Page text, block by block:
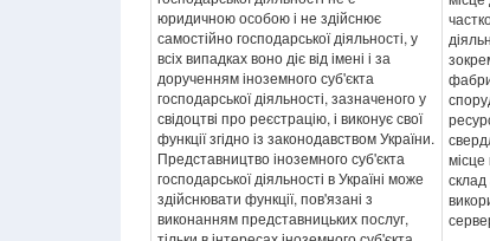
юридичною особою і не здійснює
самостійно господарської діяльності, у
всіх випадках воно діє від імені і за
дорученням іноземного суб'єкта
господарської діяльності, зазначеного у
свідоцтві про реєстрацію, і виконує свої
функції згідно із законодавством України.
Представництво іноземного суб'єкта
господарської діяльності в Україні може
здійснювати функції, пов'язані з
виконанням представницьких послуг,